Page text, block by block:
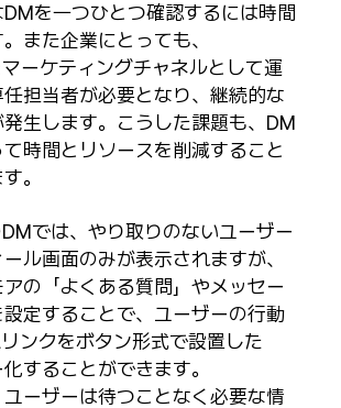
を一つひとつ確認するには時間
また企業にとっても、
ーケティングチャネルとして運
担当者が必要となり、継続的な
生します。こうした課題も、DM
時間とリソースを削減すること
。
では、やり取りのないユーザー
ル画面のみが表示されますが、
の「よくある質問」やメッセー
定することで、ユーザーの行動
ンクをボタン形式で設置した
することができます。
ーザーは待つことなく必要な情